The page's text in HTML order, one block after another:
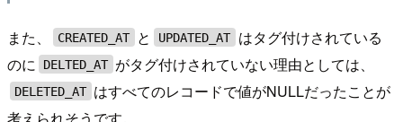
また、 CREATED_AT と UPDATED_AT はタグ付けされている
のに
DELTED_AT がタグ付けされていない理由としては、
DELETED_AT はすべてのレコードで値がNULLだったことが
考えられそうです。